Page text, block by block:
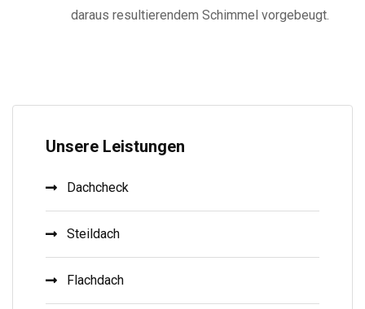
daraus resultierendem Schimmel vorgebeugt.
Unsere Leistungen
Dachcheck
Steildach
Flachdach